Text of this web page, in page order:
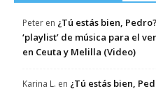
Peter en ¿Tú estás bien,
‘playlist’ de música para el
en Ceuta y Melilla (Video)
Karina L. en ¿Tú estás bien,